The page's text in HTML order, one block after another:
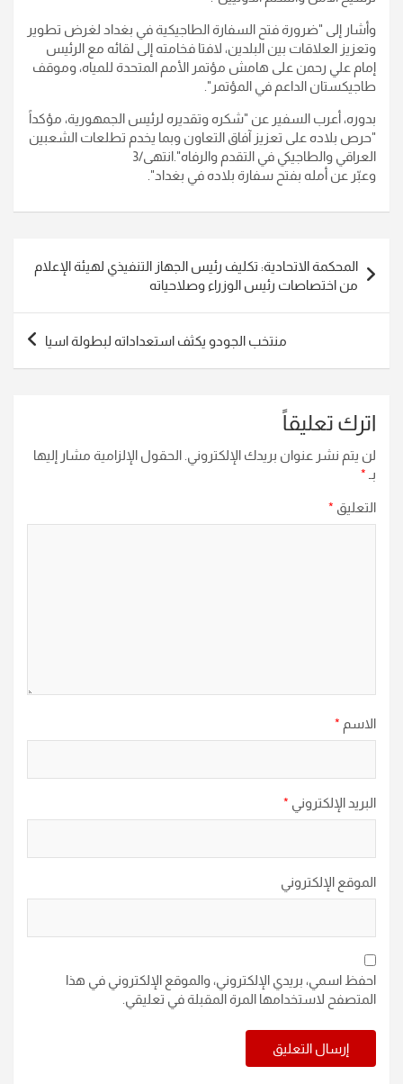
وأشار إلى "ضرورة فتح السفارة الطاجيكية في بغداد لغرض تطوير
وتعزيز العلاقات بين البلدين، لافتا فخامته إلى لقائه مع الرئيس
إمام علي رحمن على هامش مؤتمر الأمم المتحدة للمياه، وموقف
طاجيكستان الداعم في المؤتمر ".
بدوره، أعرب السفير عن "شكره وتقديره لرئيس الجمهورية، مؤكداً
"حرص بلاده على تعزيز آفاق التعاون وبما يخدم تطلعات الشعبين
العراقي والطاجيكي في التقدم والرفاه".انتهى/3
وعبّر عن أمله بفتح سفارة بلاده في بغداد".
المقالات
المحكمة الاتحادية: تكليف رئيس الجهاز التنفيذي لهيئة الإعلام
من اختصاصات رئيس الوزراء وصلاحياته
منتخب الجودو يكثف استعداداته لبطولة اسيا
اترك تعليقاً
لن يتم نشر عنوان بريدك الإلكتروني. الحقول الإلزامية مشار إليها
بـ *
التعليق *
الاسم *
البريد الإلكتروني *
الموقع الإلكتروني
احفظ اسمي، بريدي الإلكتروني، والموقع الإلكتروني في هذا
المتصفح لاستخدامها المرة المقبلة في تعليقي.